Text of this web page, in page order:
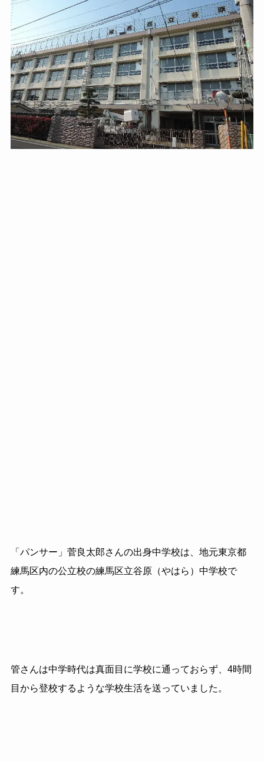
「パンサー」菅良太郎さんの出身中学校は、地元東京都
練馬区内の公立校の練馬区立谷原（やはら）中学校で
す。
管さんは中学時代は真面目に学校に通っておらず、4時間
目から登校するような学校生活を送っていました。